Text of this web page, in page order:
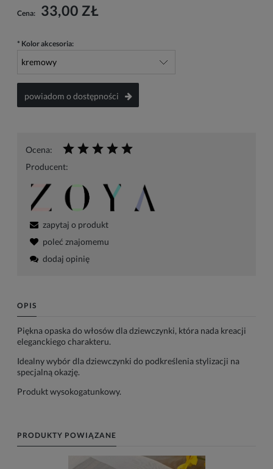
Cena: 33,00 ZŁ
* Kolor akcesoria:
powiadom o dostępności
Ocena:
Producent:
zapytaj o produkt
poleć znajomemu
dodaj opinię
OPIS
Piękna opaska do włosów dla dziewczynki, która nada kreacji
eleganckiego charakteru.
Idealny wybór dla dziewczynki do podkreślenia stylizacji na
specjalną okazję.
Produkt wysokogatunkowy.
PRODUKTY POWIĄZANE